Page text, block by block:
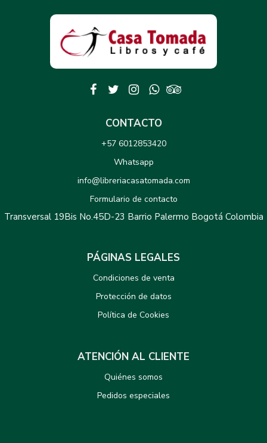
CONTACTO
+57 6012853420
Whatsapp
info@libreriacasatomada.com
Formulario de contacto
Transversal 19Bis No.45D-23 Barrio Palermo Bogotá Colombia
PÁGINAS LEGALES
Condiciones de venta
Protección de datos
Política de Cookies
ATENCIÓN AL CLIENTE
Quiénes somos
Pedidos especiales